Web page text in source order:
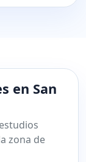
en San
zona de